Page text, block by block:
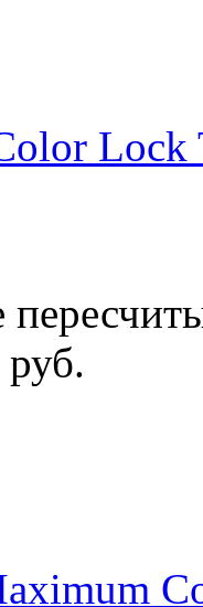
Lock
руб.